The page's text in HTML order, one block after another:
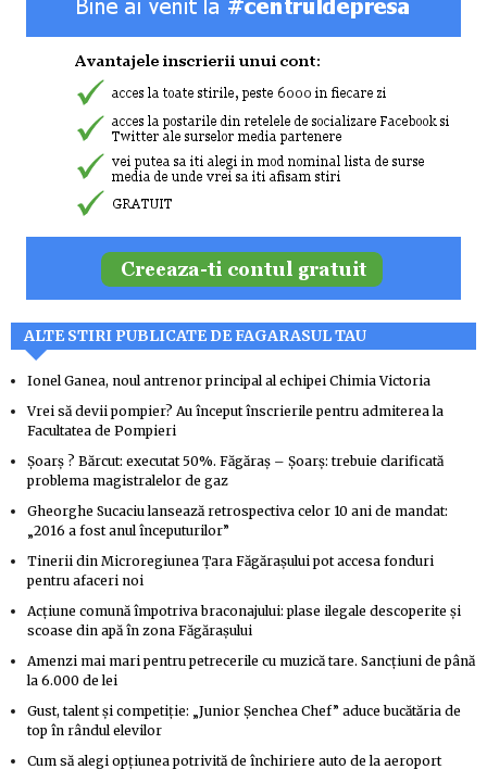
ALTE STIRI PUBLICATE DE FAGARASUL TAU
Ionel Ganea, noul antrenor principal al echipei Chimia Victoria
Vrei să devii pompier? Au început înscrierile pentru admiterea la
Facultatea de Pompieri
Şoarş ? Bărcut: executat 50%. Făgăraş – Şoarş: trebuie clarificată
problema magistralelor de gaz
Gheorghe Sucaciu lansează retrospectiva celor 10 ani de mandat:
„2016 a fost anul începuturilor”
Tinerii din Microregiunea Țara Făgărașului pot accesa fonduri
pentru afaceri noi
Acțiune comună împotriva braconajului: plase ilegale descoperite și
scoase din apă în zona Făgărașului
Amenzi mai mari pentru petrecerile cu muzică tare. Sancțiuni de până
la 6.000 de lei
Gust, talent și competiție: „Junior Șenchea Chef” aduce bucătăria de
top în rândul elevilor
Cum să alegi opțiunea potrivită de închiriere auto de la aeroport